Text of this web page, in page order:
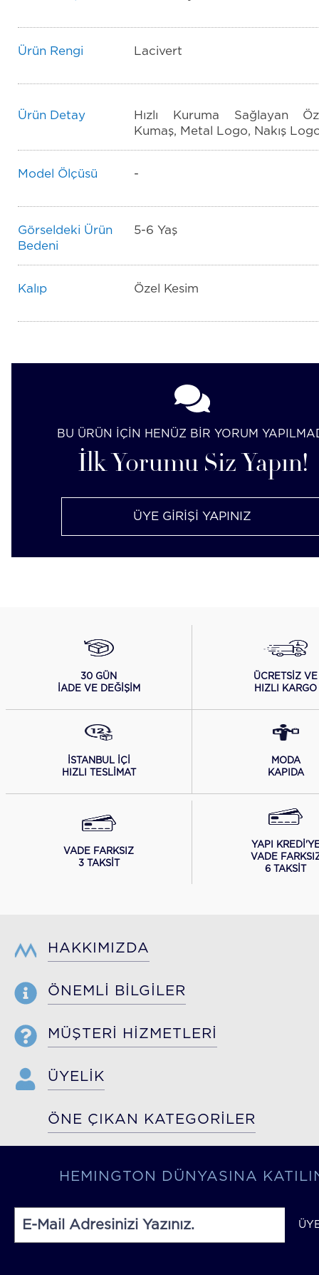
Ürün Rengi Lacivert
Ürün Detay
Hızlı Kuruma Sağlayan
Kumaş, Metal Logo, Nakış
Model Ölçüsü -
Görseldeki Ürün
Bedeni
5-6 Yaş
Kalıp Özel Kesim
BU ÜRÜN İÇİN HENÜZ BİR YORUM
İlk Yorumu Siz Yapın!
ÜYE GİRİŞİ YAPINIZ
30 GÜN
İADE VE DEĞİŞİM
ÜCRETSİZ VE
HIZLI KARGO
İSTANBUL İÇİ
HIZLI TESLİMAT
MODA
KAPIDA
VADE FARKSIZ
3 TAKSİT
YAPI
VADE
6 TAKSİT
HAKKIMIZDA
ÖNEMLİ BİLGİLER
MÜŞTERİ HİZMETLERİ
ÜYELİK
ÖNE ÇIKAN KATEGORİLER
HEMINGTON DÜNYASINA